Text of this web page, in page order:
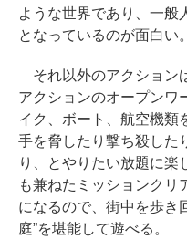
ような世界であり、一般
となっているのが面白い。
それ以外のアクション
アクションのオープンワ
イク、ボート、航空機類
手を脅したり撃ち殺した
り、とやりたい放題に楽
も兼ねたミッションクリ
になるので、街中を歩き
庭”を堪能して遊べる。